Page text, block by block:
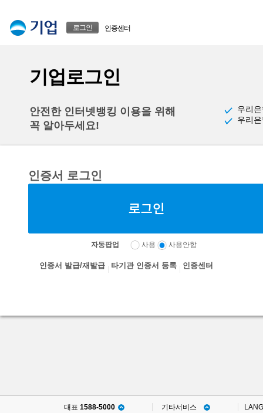
로그인 인증센터
기업로그인
안전한 인터넷뱅킹 이용을 위해
꼭 알아두세요!
우리
우리
인증서 로그인
자동팝업 사용 사용안함
인증서 발급/재발급 타기관 인증서 등록 인증센터
대표 1588-5000 기타서비스